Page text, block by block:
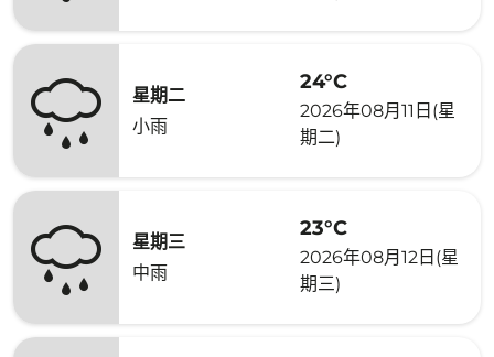
星期二
小雨
24°C
2026年08月11日(星
期二)
星期三
中雨
23°C
2026年08月12日(星
期三)